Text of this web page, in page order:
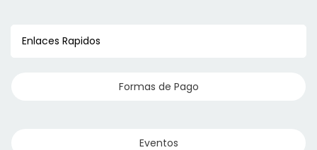
Enlaces Rapidos
Formas de Pago
Eventos